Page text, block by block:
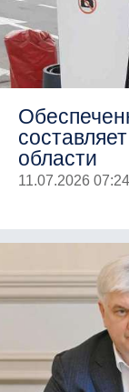
области
11.07.2026